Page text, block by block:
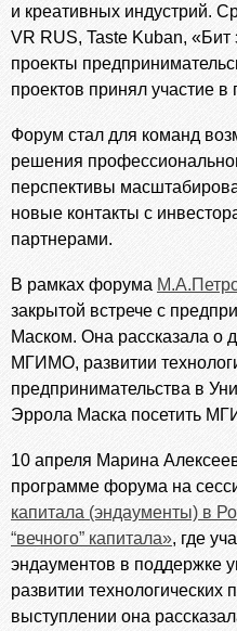
и креативных индустрий.
VR RUS, Taste Kuban, «Бит
проекты
проектов принял участие
Форум стал для команд
решения
перспективы
новые контакты с
партнерами.
В рамках форума
закрытой встрече с
Маском. Она рассказала о
МГИМО, развитии
предпринимательства в
Эррола Маска посетить
10 апреля Марина
программе форума на
капитала (эндаументы) в
“вечного” капитала», где
эндаументов в поддержке
развитии технологических
выступлении она